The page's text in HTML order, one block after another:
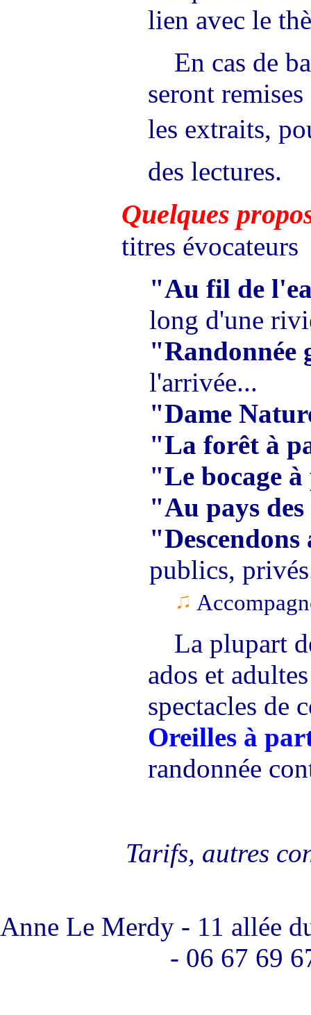
lien avec le
En cas de
seront
les extraits,
des lectures.
Quelques
titres évocateurs
"Au fil de
long d'une
"Randonnée
l'arrivée...
"Dame
"La forêt à
"Le bocage
"Au pays
publics,
La plupart
ados et
spectacles de
Oreilles à
randonnée
Tarifs, autres
Anne Le Merdy - 11 allée
- 06 67 69